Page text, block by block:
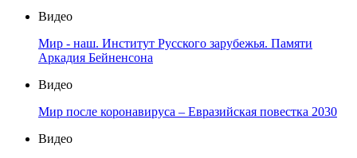
Видео
Мир - наш. Институт Русского зарубежья. Памяти
Аркадия Бейненсона
Видео
Мир после коронавируса – Евразийская повестка 2030
Видео